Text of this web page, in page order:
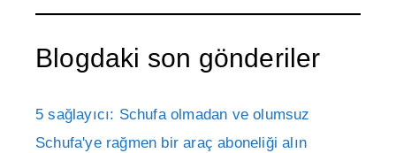
Blogdaki son gönderiler
5 sağlayıcı: Schufa olmadan ve olumsuz
Schufa'ye rağmen bir araç aboneliği alın